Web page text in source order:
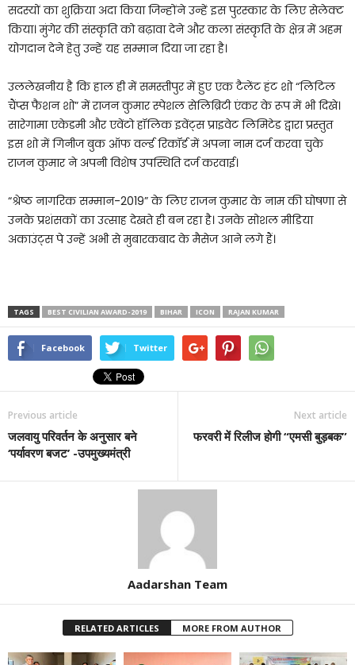
सदस्यों का शुक्रिया अदा किया जिन्होंने उन्हें इस पुरस्कार के लिए सेलेक्ट
किया। मुंगेर की संस्कृति को बढ़ावा देने और कला संस्कृति के क्षेत्र में अहम
योगदान देने हेतु उन्हें यह सम्मान दिया जा रहा है।
उललेखनीय है कि हाल ही में समस्तीपुर में हुए एक टैलेंट हंट शो “लिटिल
चैंप्स फैशन शो” में राजन कुमार स्पेशल सेलिब्रिटी एंकर के रूप में भी दिखे।
सारेगामा एकेडमी और एवेंटो हॉलिक इवेंट्स प्राइवेट लिमिटेड द्वारा प्रस्तुत
इस शो में गिनीज बुक ऑफ वर्ल्ड रिकॉर्ड में अपना नाम दर्ज करवा चुके
राजन कुमार ने अपनी विशेष उपस्थिति दर्ज करवाई।
“श्रेष्ठ नागरिक सम्मान-2019” के लिए राजन कुमार के नाम की घोषणा से
उनके प्रशंसकों का उत्साह देखते ही बन रहा है। उनके सोशल मीडिया
अकाउंट्स पे उन्हें अभी से मुबारकबाद के मैसेज आने लगे हैं।
TAGS BEST CIVILIAN AWARD-2019 BIHAR ICON RAJAN KUMAR
Facebook Twitter
Previous article
जलवायु परिवर्तन के अनुसार बने
‘पर्यावरण बजट’ -उपमुख्यमंत्री
Next article
फरवरी में रिलीज होगी “एमसी बुड़बक”
Aadarshan Team
RELATED ARTICLES MORE FROM AUTHOR